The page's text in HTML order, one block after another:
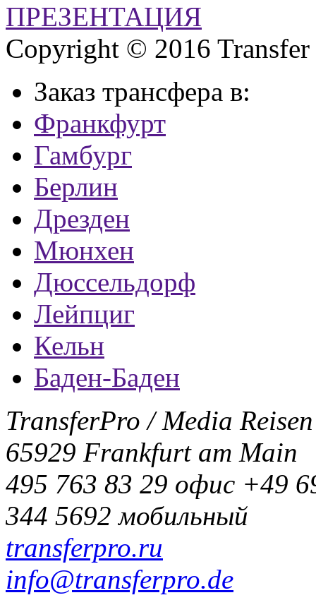
ПРЕЗЕНТАЦИЯ
Copyright © 2016 Transfer
Заказ трансфера в:
Франкфурт
Гамбург
Берлин
Дрезден
Мюнхен
Дюссельдорф
Лейпциг
Кельн
Баден-Баден
TransferPro / Media
65929 Frankfurt am Main
495 763 83 29 офис +49
344 5692мобильный
transferpro.ru
info@transferpro.de